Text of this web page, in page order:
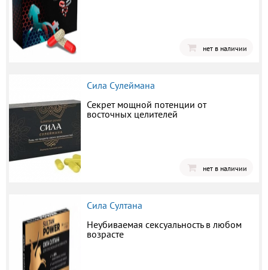
нет в наличии
Сила Сулеймана
Секрет мощной потенции от
восточных целителей
нет в наличии
Сила Султана
Неубиваемая сексуальность в любом
возрасте